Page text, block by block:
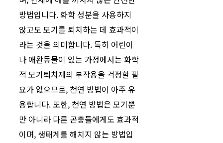
방법입니다. 화학 성분을 사용하지
않고도 모기를 퇴치하는 데 효과적이
라는 것을 의미합니다. 특히 어린이
나 애완동물이 있는 가정에서는 화학
적 모기퇴치제의 부작용을 걱정할 필
요가 없으므로, 천연 방법이 아주 유
용합니다. 또한, 천연 방법은 모기뿐
만 아니라 다른 곤충들에게도 효과적
이며, 생태계를 해치지 않는 방법입